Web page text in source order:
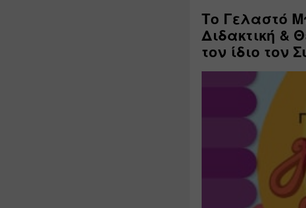
Το Γελαστό
Διδακτική &
τον ίδιο τον